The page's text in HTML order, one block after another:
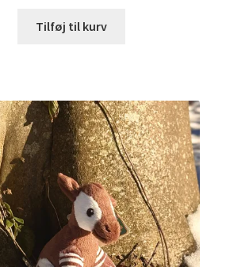
Tilføj til kurv